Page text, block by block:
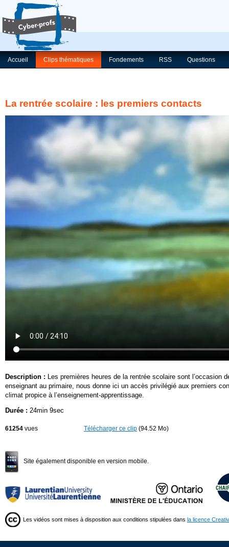
Accueil Clips thématiques Fondements RSS Questions
La rentrée scolaire : les premiers contacts
Description : Les premières heures de la rentrée scolaire sont
enseignant au primaire, nous donne ici un accès privilégié aux premiers
climat propice à l’enseignement-apprentissage.
Durée : 24min 9sec
61254 vues Télécharger ce clip (94.52 Mo)
Site également disponible en version mobile.
Les vidéos sont mises à disposition aux conditions stipulées dans la licence